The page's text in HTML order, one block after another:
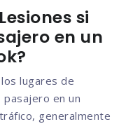
si
en un
lugares de
en un
generalmente